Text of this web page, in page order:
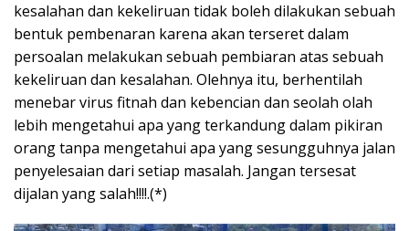
kesalahan dan kekeliruan tidak boleh dilakukan sebuah
bentuk pembenaran karena akan terseret dalam
persoalan melakukan sebuah pembiaran atas sebuah
kekeliruan dan kesalahan. Olehnya itu, berhentilah
menebar virus fitnah dan kebencian dan seolah olah
lebih mengetahui apa yang terkandung dalam pikiran
orang tanpa mengetahui apa yang sesungguhnya jalan
penyelesaian dari setiap masalah. Jangan tersesat
dijalan yang salah!!!!.(*)